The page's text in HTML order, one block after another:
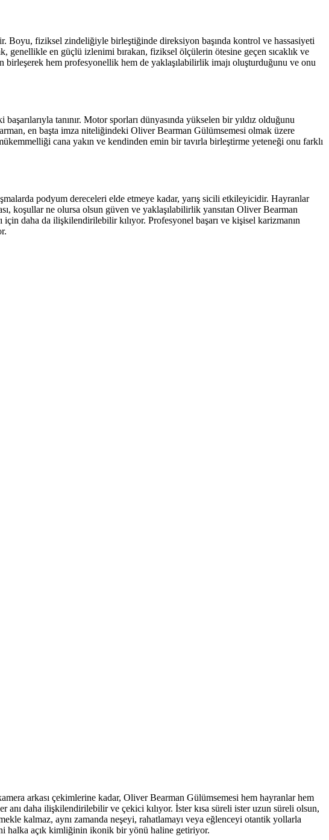
Boyu, fiziksel zindeliğiyle birleştiğinde direksiyon başında kontrol ve hassasiyeti
genellikle en güçlü izlenimi bırakan, fiziksel ölçülerin ötesine geçen sıcaklık ve
hem profesyonellik hem de yaklaşılabilirlik imajı oluşturduğunu ve onu
tanınır. Motor sporları dünyasında yükselen bir yıldız olduğunu
en başta imza niteliğindeki Oliver Bearman Gülümsemesi olmak üzere
cana yakın ve kendinden emin bir tavırla birleştirme yeteneği onu farklı
podyum dereceleri elde etmeye kadar, yarış sicili etkileyicidir. Hayranlar
koşullar ne olursa olsun güven ve yaklaşılabilirlik yansıtan Oliver Bearman
için daha da ilişkilendirilebilir kılıyor. Profesyonel başarı ve kişisel karizmanın
arkası çekimlerine kadar, Oliver Bearman Gülümsemesi hem hayranlar hem
daha ilişkilendirilebilir ve çekici kılıyor. İster kısa süreli ister uzun süreli olsun,
kalmaz, aynı zamanda neşeyi, rahatlamayı veya eğlenceyi otantik yollarla
halka açık kimliğinin ikonik bir yönü haline getiriyor.